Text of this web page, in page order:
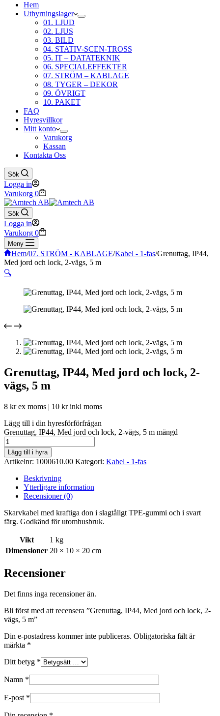
Hem
Uthyrningslager
01. LJUD
02. LJUS
03. BILD
04. STATIV-SCEN-TROSS
05. IT – DATATEKNIK
06. SPECIALEFFEKTER
07. STRÖM – KABLAGE
08. TYGER – DEKOR
09. ÖVRIGT
10. PAKET
FAQ
Hyresvillkor
Mitt konto
Varukorg
Kassan
Kontakta Oss
Sök
Logga in
Varukorg 0
Sök
Logga in
Varukorg 0
Meny
Hem/07. STRÖM - KABLAGE/Kabel - 1-fas/Grenuttag, IP44,
Med jord och lock, 2-vägs, 5 m
🔍
Grenuttag, IP44, Med jord och lock, 2-
vägs, 5 m
8 krex moms | 10 krinkl moms
Lägg till i din hyresförförfrågan
Grenuttag, IP44, Med jord och lock, 2-vägs, 5 m mängd
Lägg till i hyra
Artikelnr: 1000610.00 Kategori: Kabel - 1-fas
Beskrivning
Ytterligare information
Recensioner (0)
Skarvkabel med kraftiga don i slagtåligt TPE-gummi och i svart
färg. Godkänd för utomhusbruk.
Vikt
1 kg
Dimensioner 20 × 10 × 20 cm
Recensioner
Det finns inga recensioner än.
Bli först med att recensera ”Grenuttag, IP44, Med jord och lock, 2-
vägs, 5 m”
Din e-postadress kommer inte publiceras. Obligatoriska fält är
märkta *
Ditt betyg *
Namn *
E-post *